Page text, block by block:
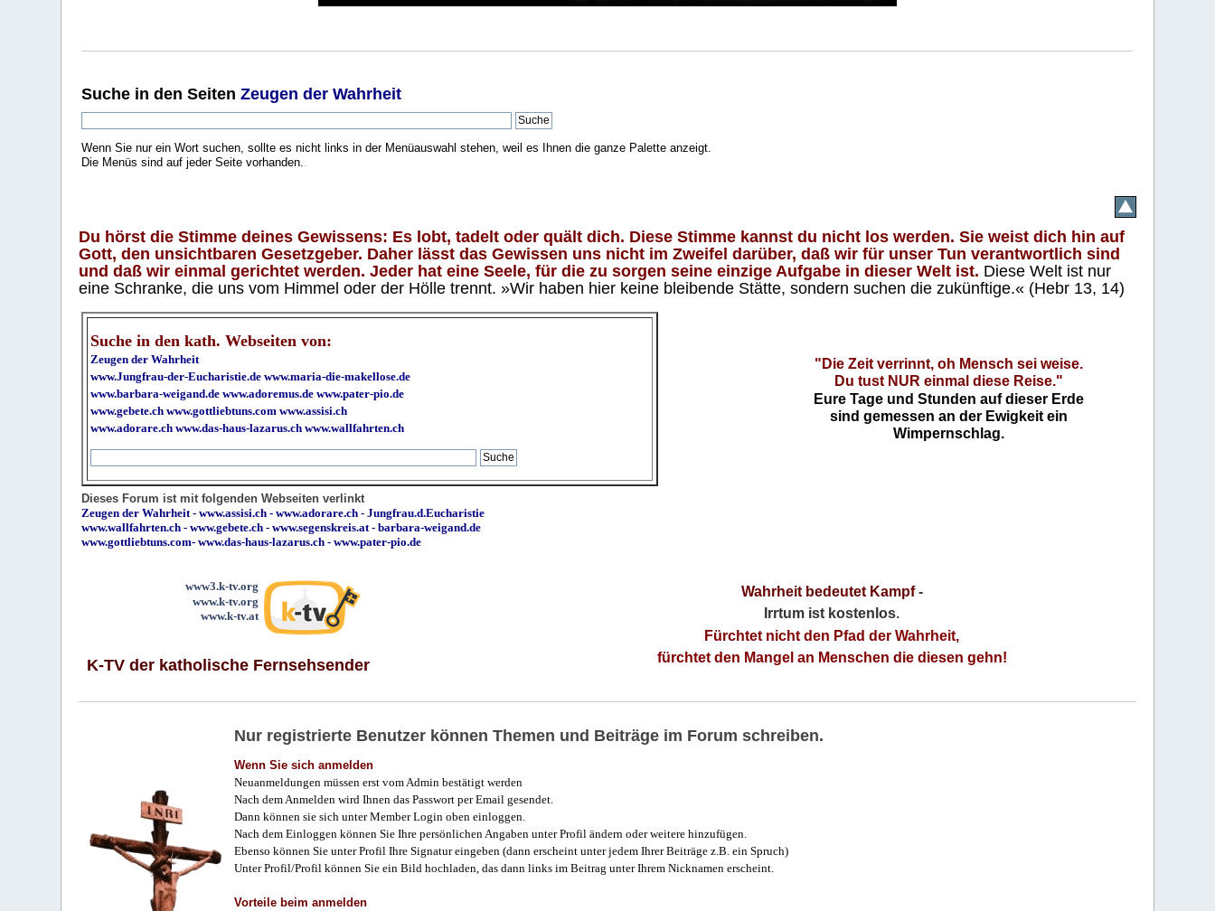
Suche in den SeitenZeugen der Wahrheit
Wenn Sie nur ein Wort suchen, sollte es nicht links in der Menüauswahl stehen, weil es Ihnen die ganze Palette anzeigt.
Die Menüs sind auf jeder Seite vorhanden..
Du hörst die Stimme deines Gewissens: Es lobt, tadelt oder quält dich. Diese Stimme kannst du nicht los werden. Sie weist dich hin auf
Gott, den unsichtbaren Gesetzgeber. Daher lässt das Gewissen uns nicht im Zweifel darüber, daß wir für unser Tun verantwortlich sind
und daß wir einmal gerichtet werden. Jeder hat eine Seele, für die zu sorgen seine einzige Aufgabe in dieser Welt ist. Diese Welt ist nur
eine Schranke, die uns vom Himmel oder der Hölle trennt. »Wir haben hier keine bleibende Stätte, sondern suchen die zukünftige.« (Hebr 13, 14)
Suche in den kath. Webseiten von:
Zeugen der Wahrheit
www.Jungfrau-der-Eucharistie.de www.maria-die-makellose.de
www.barbara-weigand.de www.adoremus.de www.pater-pio.de
www.gebete.ch www.gottliebtuns.com www.assisi.ch
www.adorare.ch www.das-haus-lazarus.ch www.wallfahrten.ch
"Die Zeit verrinnt, oh Mensch sei weise.
Du tust NUR einmal diese Reise."
Eure Tage und Stunden auf dieser Erde
sind gemessen an der Ewigkeit ein
Wimpernschlag.
Dieses Forum ist mit folgenden Webseiten verlinkt
Zeugen der Wahrheit-www.assisi.ch -www.adorare.ch -Jungfrau.d.Eucharistie
www.wallfahrten.ch -www.gebete.ch -www.segenskreis.at-barbara-weigand.de
www.gottliebtuns.com-www.das-haus-lazarus.ch - www.pater-pio.de
www3.k-tv.org
www.k-tv.org
www.k-tv.at
K-TV der katholische Fernsehsender
Wahrheit bedeutet Kampf-
Irrtum ist kostenlos.
Fürchtet nicht den Pfad der Wahrheit,
fürchtet den Mangel an Menschen die diesen gehn!
Nur registrierte Benutzer können Themen und Beiträge im Forum schreiben.
Wenn Sie sich anmelden
Neuanmeldungen müssen erst vom Admin bestätigt werden
Nach dem Anmelden wird Ihnen das Passwort per Email gesendet.
Dann können sie sich unter Member Login oben einloggen.
Nach dem Einloggen können Sie Ihre persönlichen Angaben unter Profil ändern oder weitere hinzufügen.
Ebenso können Sie unter Profil Ihre Signatur eingeben (dann erscheint unter jedem Ihrer Beiträge z.B. ein Spruch)
Unter Profil/Profil können Sie ein Bild hochladen, das dann links im Beitrag unter Ihrem Nicknamen erscheint.
Vorteile beim anmelden